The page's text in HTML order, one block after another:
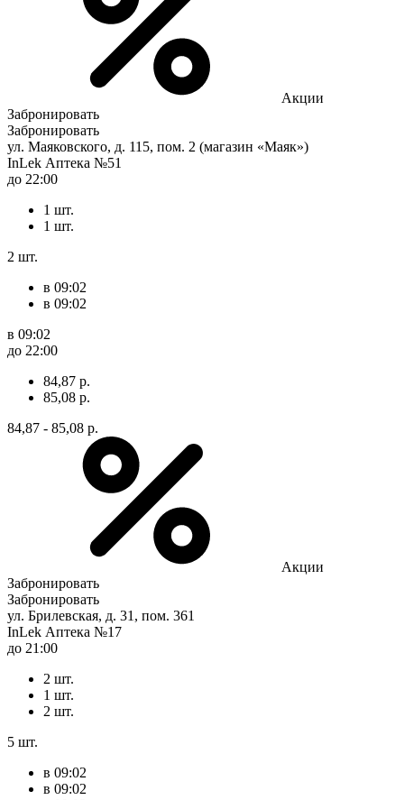
Акции
Забронировать
Забронировать
ул. Маяковского, д. 115, пом. 2 (магазин «Маяк»)
InLek Аптека №51
до 22:00
1 шт.
1 шт.
2 шт.
в 09:02
в 09:02
в 09:02
до 22:00
84,87 р.
85,08 р.
84,87 - 85,08 р.
Акции
Забронировать
Забронировать
ул. Брилевская, д. 31, пом. 361
InLek Аптека №17
до 21:00
2 шт.
1 шт.
2 шт.
5 шт.
в 09:02
в 09:02